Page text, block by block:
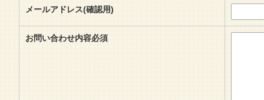
メールアドレス(確認用)
お問い合わせ内容必須